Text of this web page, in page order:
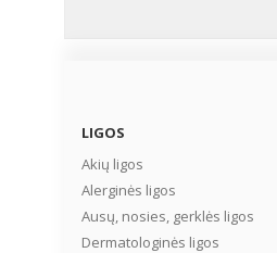
LIGOS
Akių ligos
Alerginės ligos
Ausų, nosies, gerklės ligos
Dermatologinės ligos